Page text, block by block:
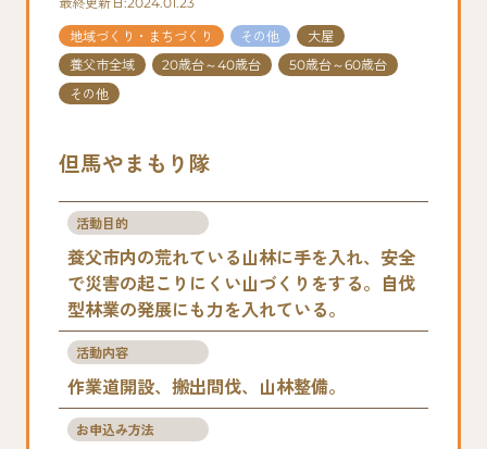
地域づくり・まちづくり その他
大屋
養父市全域
20歳台～40歳台
50歳台～60歳台
その他
但馬やまもり隊
活動目的
養父市内の荒れている山林に手を入れ、安全
で災害の起こりにくい山づくりをする。自伐
型林業の発展にも力を入れている。
活動内容
作業道開設、搬出間伐、山林整備。
お申込み方法